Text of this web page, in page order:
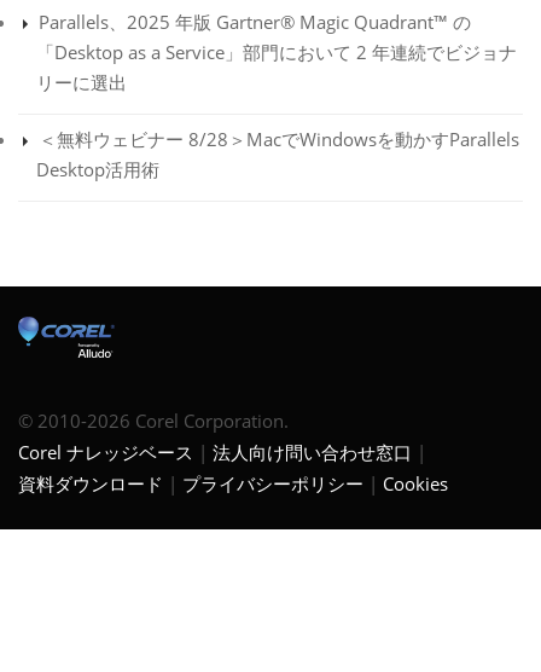
Parallels、2025 年版 Gartner® Magic Quadrant™ の
「Desktop as a Service」部門において 2 年連続でビジョナ
リーに選出
＜無料ウェビナー 8/28＞MacでWindowsを動かすParallels
Desktop活用術
© 2010-2026 Corel Corporation.
Corel ナレッジベース
法人向け問い合わせ窓口
資料ダウンロード
プライバシーポリシー Cookies